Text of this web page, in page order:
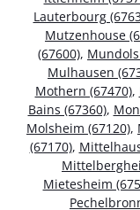
Lauterbourg
Mutzenhouse
(67600),
Mulhausen
Mothern (67470),
Bains (67360),
Molsheim (67120),
(67170),
Mietesheim